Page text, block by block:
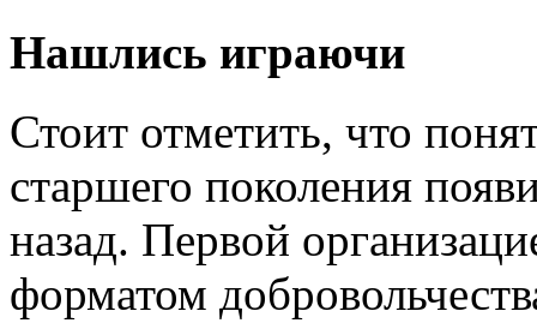
Нашлись играючи
Стоит отметить, что
старшего поколения
назад. Первой
форматом